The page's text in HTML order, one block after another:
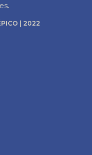
| 2022